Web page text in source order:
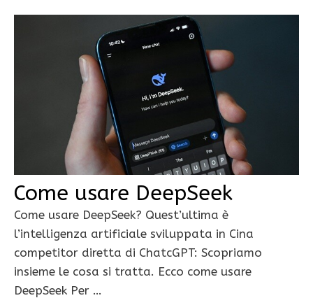
Come usare DeepSeek
Come usare DeepSeek? Quest’ultima è
l’intelligenza artificiale sviluppata in Cina
competitor diretta di ChatcGPT: Scopriamo
insieme le cosa si tratta. Ecco come usare
DeepSeek Per …